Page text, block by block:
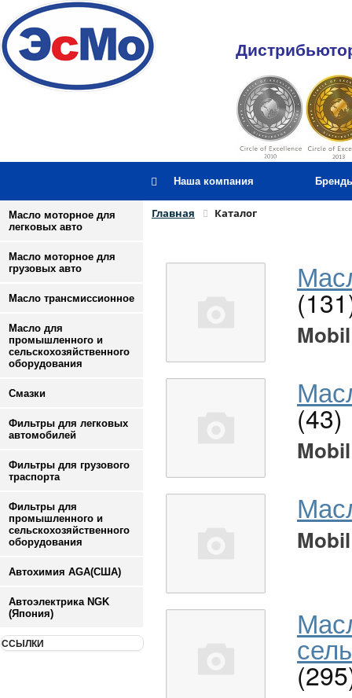
Наша компания
Масло моторное для
легковых авто
Масло моторное для
грузовых авто
Масло трансмиссионное
Масло для
промышленного и
сельскохозяйственного
оборудования
Смазки
Фильтры для легковых
автомобилей
Фильтры для грузового
траспорта
Фильтры для
промышленного и
сельскохозяйственного
оборудования
Автохимия AGA(США)
Автоэлектрика NGK
(Япония)
ССЫЛКИ
Главная Каталог
Mobil
(43)
Mobil
Mobil